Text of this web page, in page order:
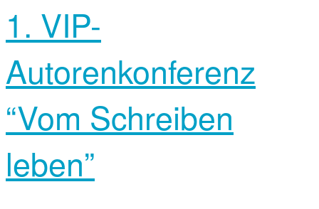
1. VIP-
Autorenkonferenz
“Vom Schreiben
leben”